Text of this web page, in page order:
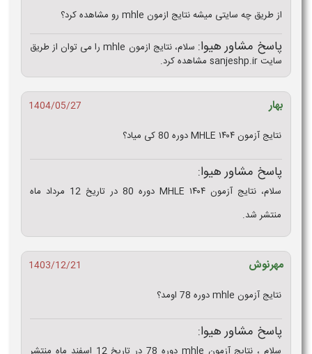
از طریق چه سایتی میشه نتایج ازمون mhle رو مشاهده کرد؟
پاسخ مشاور هیوا:
سلام، نتایج ازمون mhle را می توان از طریق
سایت sanjeshp.ir مشاهده کرد.
بهار
1404/05/27
نتایج آزمون MHLE ۱۴۰۴ دوره 80 کی میاد؟
پاسخ مشاور هیوا:
سلام، نتایج آزمون MHLE ۱۴۰۴ دوره 80 در تاریخ 12 مرداد ماه
منتشر شد.
مهرنوش
1403/12/21
نتایج آزمون mhle دوره 78 اومد؟
پاسخ مشاور هیوا: